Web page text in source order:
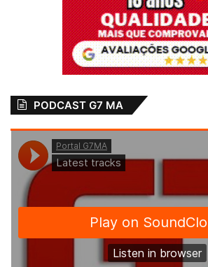
Após concluir o segundo
João Filho deixou sua família
e partiu para São Paulo
trabalho. Após três
Maranhão e passou a morar
no bairro Liberdade, em São
chegada, começou a
elevado do Calhau e,
seguiu para trabalhar em
Macapá-AP, convidado pelo
Zé Macapá.
PODCAST G7 MA